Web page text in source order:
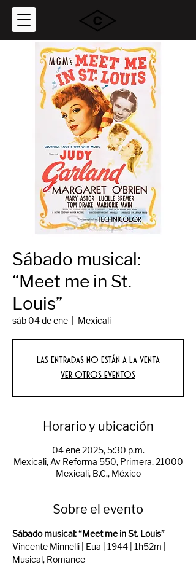
Sábado musical:
“Meet me in St.
Louis”
sáb 04 de ene Mexicali
Las entradas no están a la venta
Ver otros eventos
Horario y ubicación
04 ene 2025, 5:30 p.m.
Mexicali, Av Reforma 550, Primera, 21000
Mexicali, B.C., México
Sobre el evento
Sábado musical: “Meet me in St. Louis”
Vincente Minnelli | Eua | 1944 | 1h52m |
Musical, Romance